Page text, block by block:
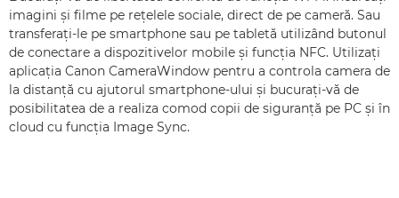
imagini şi filme pe reţelele sociale, direct de pe cameră. Sau
transferaţi-le pe smartphone sau pe tabletă utilizând butonul
de conectare a dispozitivelor mobile şi funcţia NFC. Utilizaţi
aplicaţia Canon CameraWindow pentru a controla camera de
la distanţă cu ajutorul smartphone-ului şi bucuraţi-vă de
posibilitatea de a realiza comod copii de siguranţă pe PC şi în
cloud cu funcţia Image Sync.